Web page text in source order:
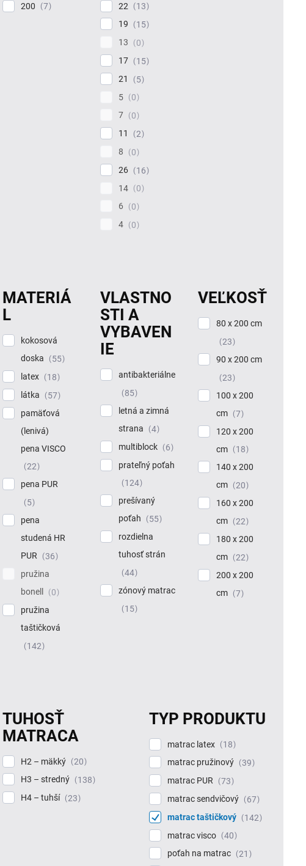
200
7
22
13
19
15
13
0
17
15
21
5
5
0
7
0
11
2
8
0
26
16
14
0
6
0
4
0
MATERIÁ
L
kokosová
doska
55
latex
18
látka
57
pamäťová
(lenivá)
pena VISCO
22
pena PUR
5
pena
studená HR
PUR
36
pružina
bonell
0
pružina
taštičková
142
VLASTNO
STI A
VYBAVEN
IE
antibakteriálne
85
letná a zimná
strana
4
multiblock
6
prateľný poťah
124
prešívaný
poťah
55
rozdielna
tuhosť strán
44
zónový matrac
15
VEĽKOSŤ
80 x 200 cm
23
90 x 200 cm
23
100 x 200
cm
7
120 x 200
cm
18
140 x 200
cm
20
160 x 200
cm
22
180 x 200
cm
22
200 x 200
cm
7
TUHOSŤ
MATRACA
H2 – mäkký
20
H3 – stredný
138
H4 – tuhší
23
TYP PRODUKTU
matrac latex
18
matrac pružinový
39
matrac PUR
73
matrac sendvičový
67
matrac taštičkový
142
matrac visco
40
poťah na matrac
21